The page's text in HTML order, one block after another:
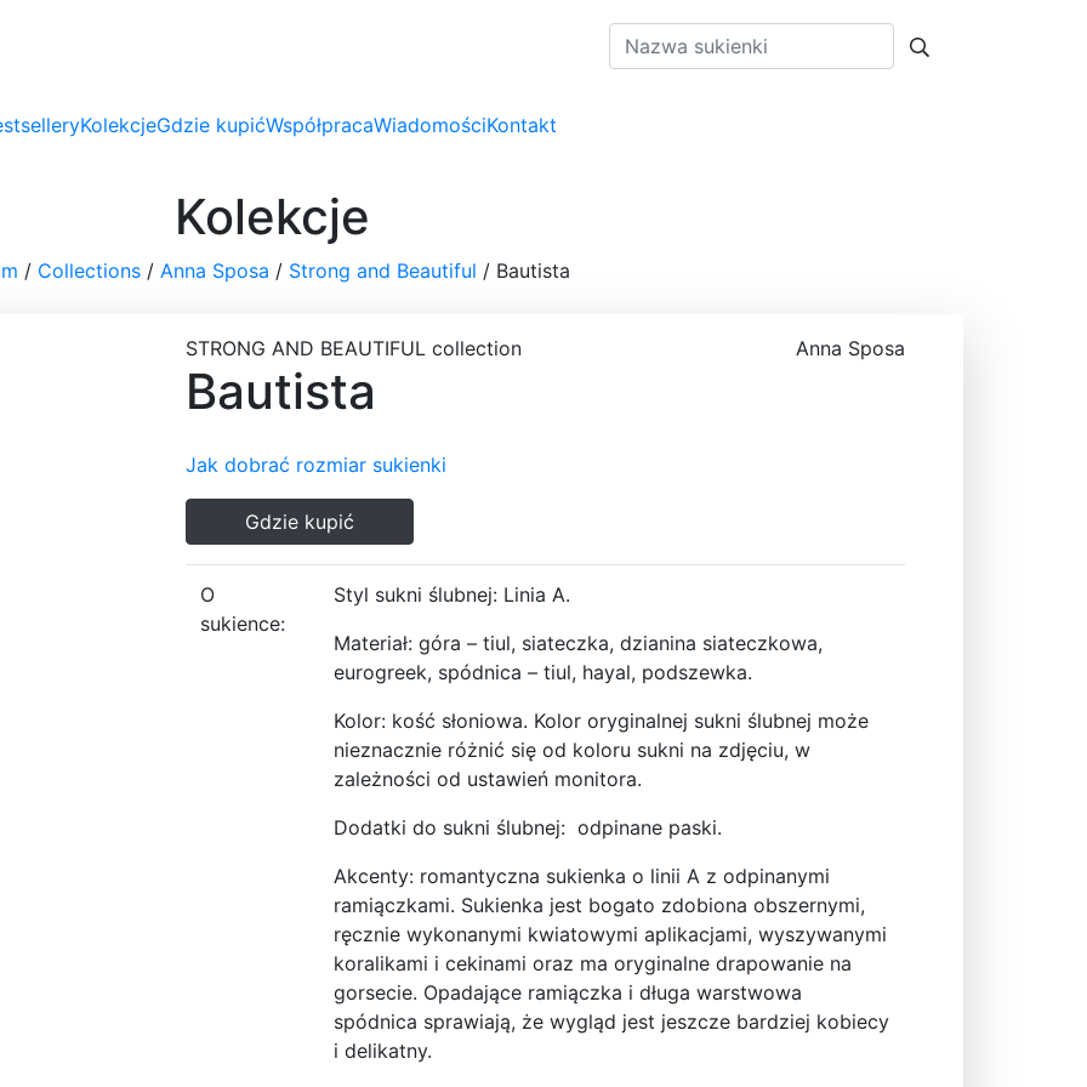
KolekcjeGdzie kupićWspółpracaWiadomościKontakt
Kolekcje
/ Collections/ Anna Sposa / Strong and Beautiful / Bautista
STRONG AND BEAUTIFUL collection Anna Sposa
Bautista
Jak dobrać rozmiar sukienki
Gdzie kupić
O
sukience:
Styl sukni ślubnej: Linia A.
Materiał: góra – tiul, siateczka, dzianina siateczkowa,
eurogreek, spódnica – tiul, hayal, podszewka.
Kolor: kość słoniowa. Kolor oryginalnej sukni ślubnej może
nieznacznie różnić się od koloru sukni na zdjęciu, w
zależności od ustawień monitora.
Dodatki do sukni ślubnej: odpinane paski.
Akcenty: romantyczna sukienka o linii A z odpinanymi
ramiączkami. Sukienka jest bogato zdobiona obszernymi,
ręcznie wykonanymi kwiatowymi aplikacjami, wyszywanymi
koralikami i cekinami oraz ma oryginalne drapowanie na
gorsecie. Opadające ramiączka i długa warstwowa
spódnica sprawiają, że wygląd jest jeszcze bardziej kobiecy
i delikatny.